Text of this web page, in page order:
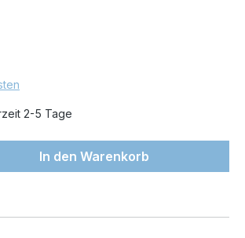
2-5 Tage
den gewünschten Wert
In den Warenkorb